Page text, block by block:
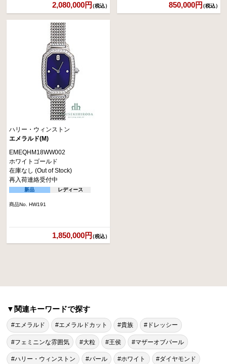
2,080,000円（税込） 850,000円（税込）
ハリー・ウィンストン
エメラルド(M)
EMEQHM18WW002
ホワイトゴールド
在庫なし (Out of Stock)
再入荷連絡受付中
新品 レディース
商品No. HW191
1,850,000円（税込）
▼関連キーワードで探す
#エメラルド #エメラルドカット #貴族 #ドレッシー
#フェミニンな雰囲気 #大粒 #王侯 #マザーオブパール
#ハリー・ウィンストン #パール #ホワイト #ダイヤモンド